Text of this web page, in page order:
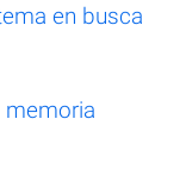
en busca
memoria